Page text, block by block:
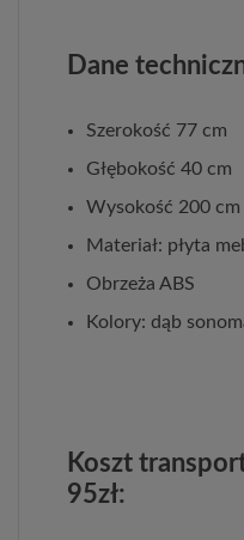
Dane
Szerokość 77 cm
Głębokość 40 cm
Wysokość 200 cm
Materiał: płyta
Obrzeża ABS
Kolory: dąb
Koszt
95zł: